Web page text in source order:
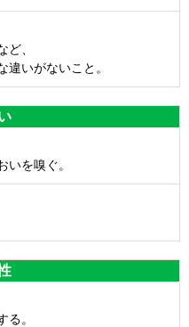
ど、
いがないこと。
いを嗅ぐ。
る。